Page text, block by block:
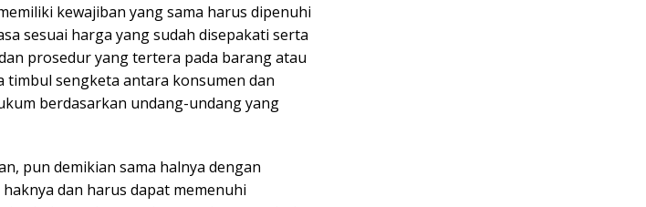
kewajiban yang sama harus dipenuhi
sesuai harga yang sudah disepakati serta
prosedur yang tertera pada barang atau
timbul sengketa antara konsumen dan
berdasarkan undang-undang yang
pun demikian sama halnya dengan
dan harus dapat memenuhi